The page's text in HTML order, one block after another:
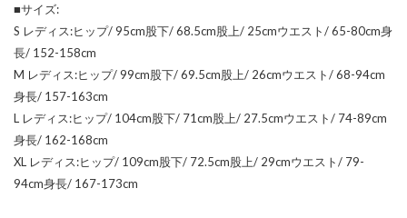
■サイズ:
S レディス:ヒップ/ 95cm股下/ 68.5cm股上/ 25cmウエスト/ 65-80cm身
長/ 152-158cm
M レディス:ヒップ/ 99cm股下/ 69.5cm股上/ 26cmウエスト/ 68-94cm
身長/ 157-163cm
L レディス:ヒップ/ 104cm股下/ 71cm股上/ 27.5cmウエスト/ 74-89cm
身長/ 162-168cm
XL レディス:ヒップ/ 109cm股下/ 72.5cm股上/ 29cmウエスト/ 79-
94cm身長/ 167-173cm